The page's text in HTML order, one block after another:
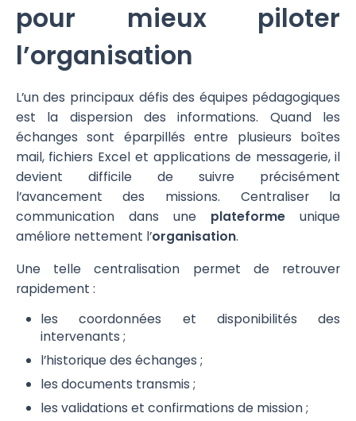
pour mieux piloter
l’organisation
L’un des principaux défis des équipes pédagogiques
est la dispersion des informations. Quand les
échanges sont éparpillés entre plusieurs boîtes
mail, fichiers Excel et applications de messagerie, il
devient difficile de suivre précisément
l’avancement des missions. Centraliser la
communication dans une plateforme unique
améliore nettement l’organisation.
Une telle centralisation permet de retrouver
rapidement :
les coordonnées et disponibilités des
intervenants ;
l’historique des échanges ;
les documents transmis ;
les validations et confirmations de mission ;